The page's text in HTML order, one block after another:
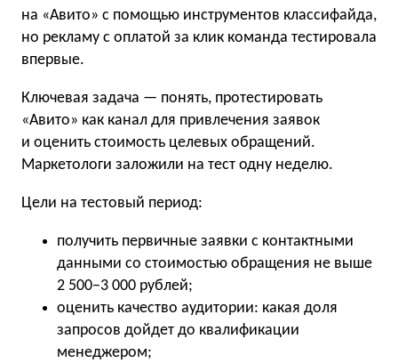
на «Авито» с помощью инструментов классифайда,
но рекламу с оплатой за клик команда тестировала
впервые.
Ключевая задача — понять, протестировать
«Авито» как канал для привлечения заявок
и оценить стоимость целевых обращений.
Маркетологи заложили на тест одну неделю.
Цели на тестовый период:
получить первичные заявки с контактными
данными со стоимостью обращения не выше
2 500−3 000 рублей;
оценить качество аудитории: какая доля
запросов дойдет до квалификации
менеджером;